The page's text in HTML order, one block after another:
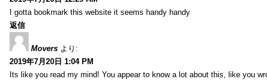
I gotta bookmark this website it seems handy handy
返信
Movers より:
2019年7月20日 1:04 PM
Its like you read my mind! You appear to know a lot about this, like you